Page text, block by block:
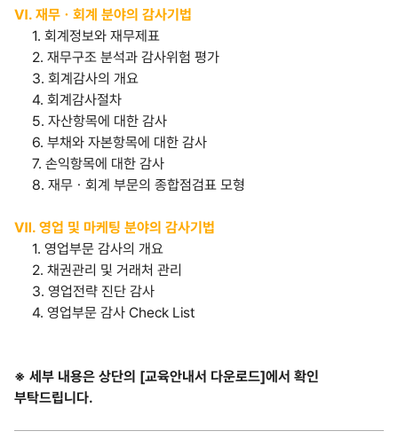
Ⅵ. 재무ㆍ회계 분야의 감사기법
1. 회계정보와 재무제표
2. 재무구조 분석과 감사위험 평가
3. 회계감사의 개요
4. 회계감사절차
5. 자산항목에 대한 감사
6. 부채와 자본항목에 대한 감사
7. 손익항목에 대한 감사
8. 재무ㆍ회계 부문의 종합점검표 모형
Ⅶ. 영업 및 마케팅 분야의 감사기법
1. 영업부문 감사의 개요
2. 채권관리 및 거래처 관리
3. 영업전략 진단 감사
4. 영업부문 감사 Check List
※ 세부 내용은 상단의 [교육안내서 다운로드]에서 확인
부탁드립니다.